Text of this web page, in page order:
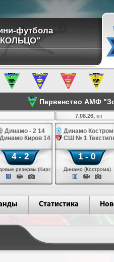
футбола
Первенство АМФ
Динамо - 2 14
Киров 14
4 - 2
резервы (Киров)
7.08.26, пт
Динамо
СШ № 1
1 - 0
Динамо (Кострома)
Статистика